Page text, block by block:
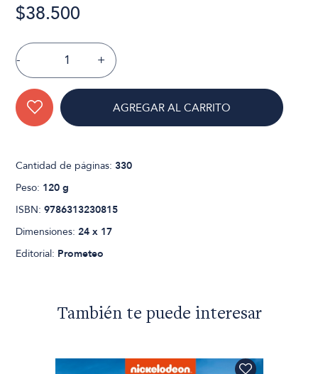
$38.500
- +
AGREGAR AL CARRITO
Cantidad de páginas:330
Peso: 120 g
ISBN:9786313230815
Dimensiones:24 x 17
Editorial: Prometeo
También te puede interesar